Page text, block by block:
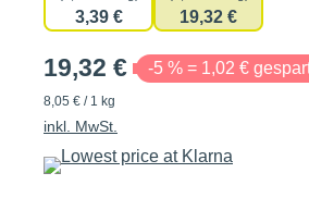
3,39 € 19,32 €
19,32 € -5 % = 1,02 €
8,05 € / 1 kg
inkl. MwSt.